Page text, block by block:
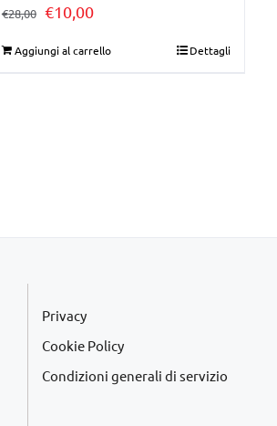
€28,00 Il
€10,00Il
Aggiungi al carrello Dettagli
Privacy
Cookie Policy
Condizioni generali di servizio